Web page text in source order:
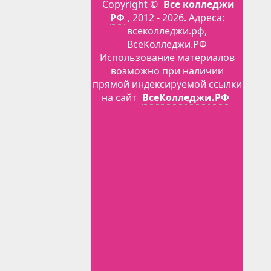
Copyright © Все колледжи
РФ , 2012 - 2026. Адреса:
всеколледжи.рф,
ВсеКолледжи.РФ
Использование материалов
возможно при наличии
прямой индексируемой ссылки
на сайт ВсеКолледжи.РФ